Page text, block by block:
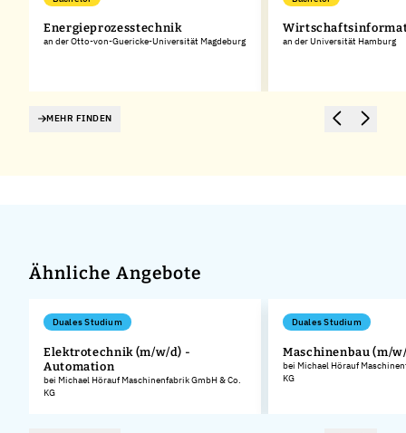
Energieprozesstechnik
an der Otto-von-Guericke-Universität Magdeburg an der Universität Hamburg
MEHR FINDEN
Ähnliche Angebote
Duales Studium
Elektrotechnik (m/w/d) -
Automation
bei Michael Hörauf Maschinenfabrik GmbH & Co.
KG
Duales Studium
Maschinenbau (m/
bei Michael Hörauf
KG